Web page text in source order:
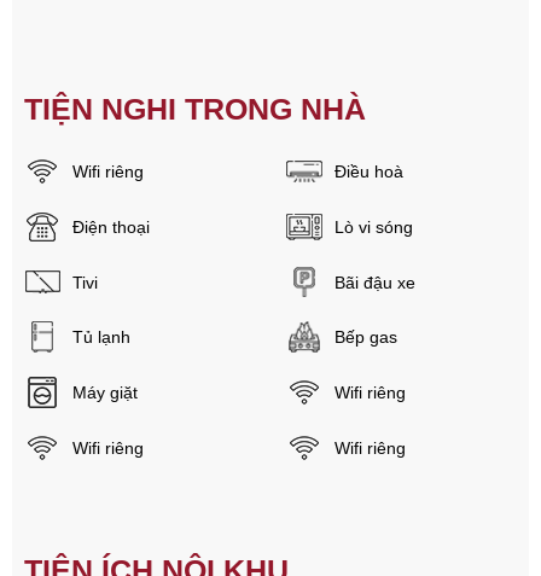
TIỆN NGHI TRONG NHÀ
Wifi riêng Điều hoà
Điện thoại Lò vi sóng
Tivi Bãi đậu xe
Tủ lạnh Bếp gas
Máy giặt Wifi riêng
Wifi riêng Wifi riêng